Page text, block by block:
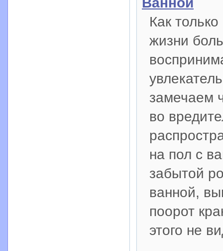
Как
жизни
замечаем
во
на пол с
забытой
ванной,
поорот
этого не